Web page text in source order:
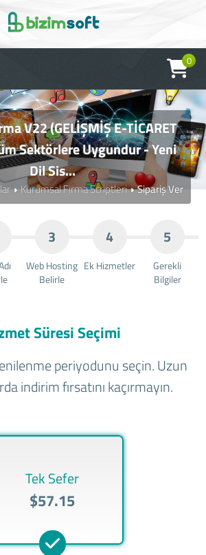
0
V22 (GELİŞMİŞ E-TİCARET
Sektörlere Uygundur - Yeni
Dil Sis...
Kurumsal Firma Scriptleri Sipariş Ver
3
Web Hosting
Belirle
4
Ek Hizmetler
5
Gerekli
Bilgiler
Süresi Seçimi
periyodunu seçin. Uzun
indirim fırsatını kaçırmayın.
Tek Sefer
$57.15